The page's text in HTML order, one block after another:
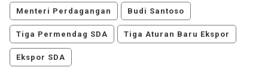
Menteri Perdagangan Budi Santoso
Tiga Permendag SDA Tiga Aturan Baru Ekspor
Ekspor SDA